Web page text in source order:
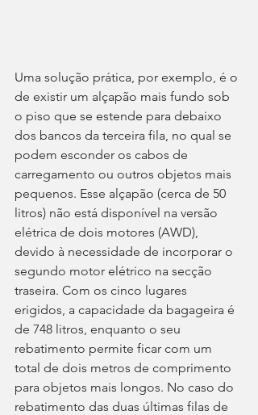
Uma solução prática, por exemplo, é o
de existir um alçapão mais fundo sob
o piso que se estende para debaixo
dos bancos da terceira fila, no qual se
podem esconder os cabos de
carregamento ou outros objetos mais
pequenos. Esse alçapão (cerca de 50
litros) não está disponível na versão
elétrica de dois motores (AWD),
devido à necessidade de incorporar o
segundo motor elétrico na secção
traseira. Com os cinco lugares
erigidos, a capacidade da bagageira é
de 748 litros, enquanto o seu
rebatimento permite ficar com um
total de dois metros de comprimento
para objetos mais longos. No caso do
rebatimento das duas últimas filas de